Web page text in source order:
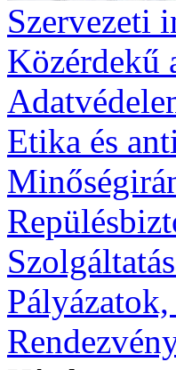
Szervezeti
Közérdekű
Etika és